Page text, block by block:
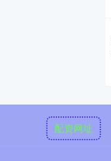
配资网址